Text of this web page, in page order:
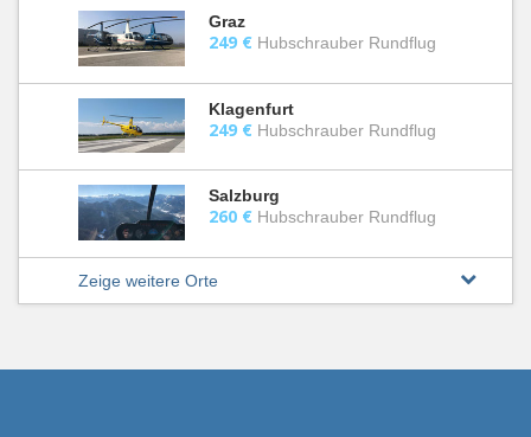
Graz
249 € Hubschrauber Rundflug
Klagenfurt
249 € Hubschrauber Rundflug
Salzburg
260 € Hubschrauber Rundflug
Zeige weitere Orte